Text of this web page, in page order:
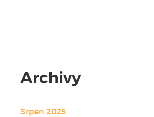
Archivy
Srpen 2025